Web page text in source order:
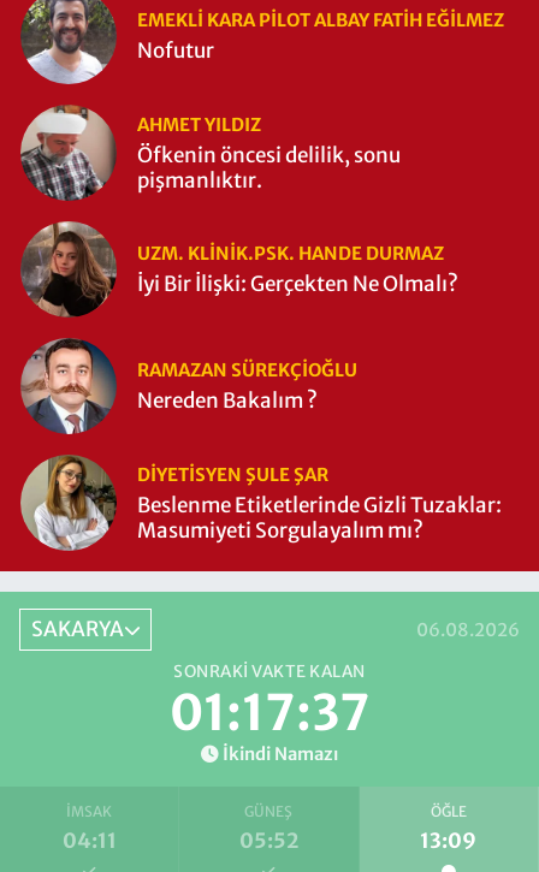
EMEKLI KARA PILOT ALBAY FATIH EĞİLMEZ
Nofutur
AHMET YILDIZ
Öfkenin öncesi delilik, sonu
pişmanlıktır.
UZM. KLINIK.PSK. HANDE DURMAZ
İyi Bir İlişki: Gerçekten Ne Olmalı?
RAMAZAN SÜREKÇIOĞLU
Nereden Bakalım ?
DIYETISYEN ŞULE ŞAR
Beslenme Etiketlerinde Gizli Tuzaklar:
Masumiyeti Sorgulayalım mı?
SAKARYA 06.08.2026
SONRAKI VAKTE KALAN
01:17:37
İkindi Namazı
İMSAK
04:11
GÜNEŞ
05:52
ÖĞLE
13:09